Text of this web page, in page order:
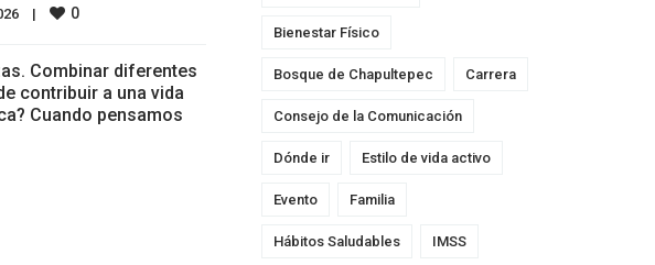
| 0
Combinar diferentes
contribuir a una vida
Cuando pensamos
Bienestar Físico
Bosque de Chapultepec Carrera
Consejo de la Comunicación
Dónde ir Estilo de vida activo
Evento Familia
Hábitos Saludables IMSS